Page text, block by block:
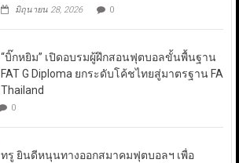
มิถุนายน 28, 2026 0
“บิ๊กหยิม” เปิดอบรมผู้ฝึกสอนฟุตบอลขั้นพื้นฐาน
FAT G Diploma ยกระดับโค้ชไทยสู่มาตรฐาน FA
Thailand
0
ทรู ยินดีหนุนทางออกสมาคมฟุตบอลฯ เพื่อ